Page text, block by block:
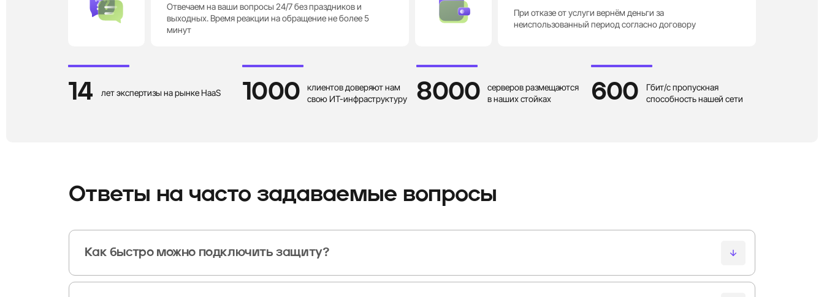
Отвечаем на ваши вопросы 24/7 без праздников и
выходных. Время реакции на обращение не более 5
минут
При отказе от услуги вернём деньги за
неиспользованный период согласно договору
14 лет экспертизы на рынке HaaS 1000
клиентов доверяют нам
свою ИТ-инфраструктуру
8000
серверов размещаются
в наших стойках
600
Гбит/с пропускная
способность нашей сети
Ответы на часто задаваемые вопросы
Как быстро можно подключить защиту?
В большинстве случаев подключение занимает от нескольких часов до 1 рабочего дня. Срок зависит от выбранной схемы и сложности вашей инфраструктуры.